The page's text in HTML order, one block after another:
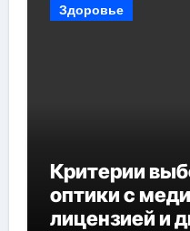
Здоровье
Критерии
оптики с
лицензией и